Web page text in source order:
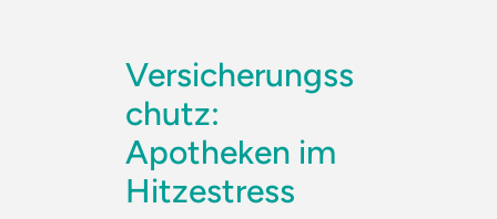
Versicherungss
chutz:
Apotheken im
Hitzestress